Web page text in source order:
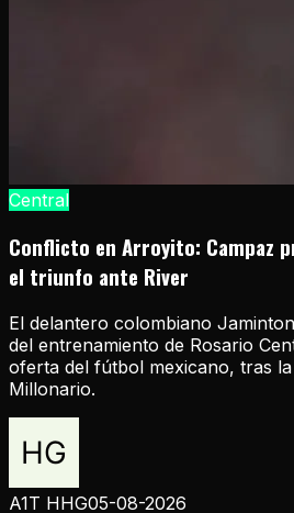
Central
Conflicto en Arroyito: Campaz
el triunfo ante River
El delantero colombiano
del entrenamiento de Rosario
oferta del fútbol mexicano, tras
Millonario.
A1T HHG05-08-2026